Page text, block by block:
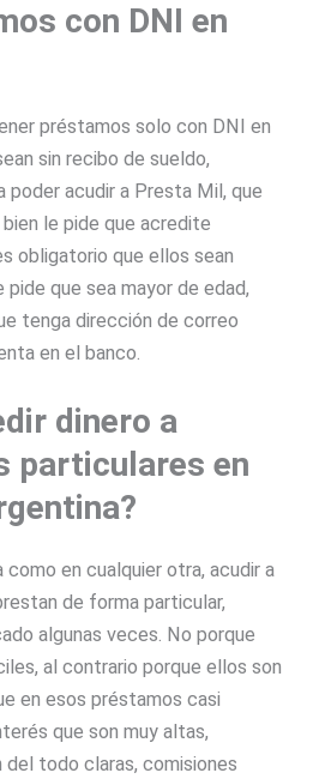
con DNI en
préstamos solo con DNI en
sin recibo de sueldo,
poder acudir a Presta Mil, que
le pide que acredite
obligatorio que ellos sean
pide que sea mayor de edad,
tenga dirección de correo
en el banco.
dinero a
particulares en
en cualquier otra, acudir a
de forma particular,
algunas veces. No porque
al contrario porque ellos son
en esos préstamos casi
que son muy altas,
del todo claras, comisiones